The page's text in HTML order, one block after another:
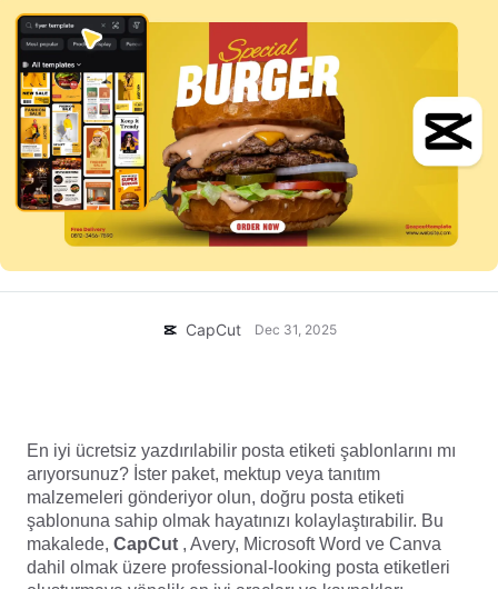
Nano Banana Pro
Gemini Omni
Metin ve Ses
Otomatik alt yazılar
Yazı şablonları
Konuşma tanıma
Gürültü azaltma
Resim
Kullanım durumları
Sosyal medya
Pazarlama
Yaşam Tarzı ve Vlog'lar
Özel tasarım
En Popüler Seçimler
Şablon trendler ve ipuçları
Daha fazla
Efekt şablonları
Ticari şablonlar
Sektör şablonları
Özet şablonları
CapCut Creative Campus
Yardım
Güven Merkezi
Yardım Merkezi
CapCut'ı aç
CapCut Dec 31, 2025
En iyi ücretsiz yazdırılabilir posta etiketi şablonlarını mı
arıyorsunuz? İster paket, mektup veya tanıtım
malzemeleri gönderiyor olun, doğru posta etiketi
şablonuna sahip olmak hayatınızı kolaylaştırabilir. Bu
makalede, CapCut , Avery, Microsoft Word ve Canva
dahil olmak üzere professional-looking posta etiketleri